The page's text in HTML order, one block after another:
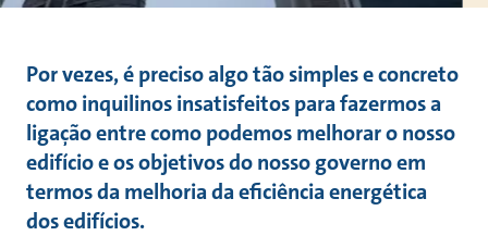
Por vezes, é preciso algo tão simples e concreto
como inquilinos insatisfeitos para fazermos a
ligação entre como podemos melhorar o nosso
edifício e os objetivos do nosso governo em
termos da melhoria da eficiência energética
dos edifícios.